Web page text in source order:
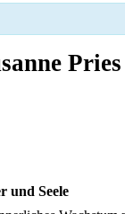
Pries
und Seele